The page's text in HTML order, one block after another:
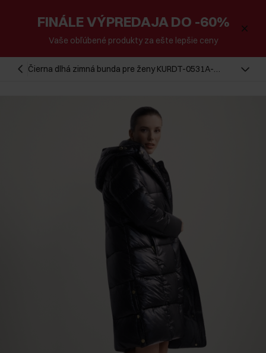
FINÁLE VÝPREDAJA DO -60%
Vaše obľúbené produkty za ešte lepšie ceny
Čierna dlhá zimná bunda pre ženy KURDT-0531A-